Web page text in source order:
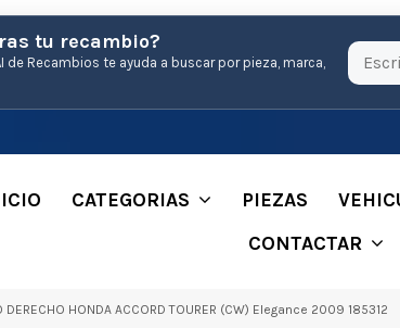
tu recambio?
de Recambios te ayuda a buscar por pieza, marca,
CATEGORIAS PIEZAS
CONTACTAR
DERECHO HONDA ACCORD TOURER (CW) Elegance 2009 185312